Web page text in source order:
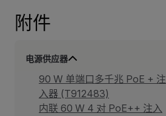
附件
电源供应器
90 W 单端口多千兆 PoE + 注
入器 (T912483)
内联 60 W 4 对 PoE++ 注入